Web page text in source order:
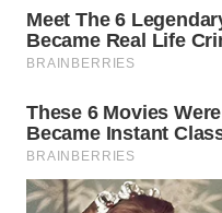
WN
Wahana
Media
Group